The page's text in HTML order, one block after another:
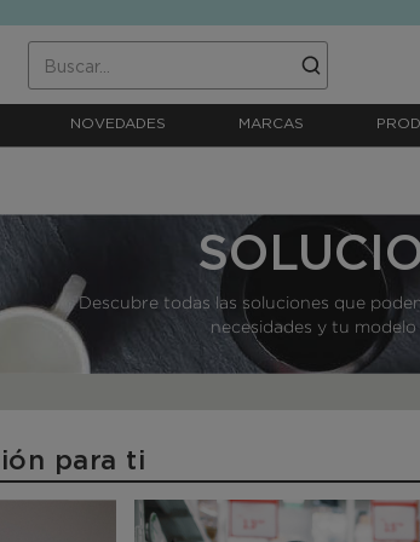
NOVEDADES MARCAS
Descubre todas las soluciones que
necesidades y tu
para ti